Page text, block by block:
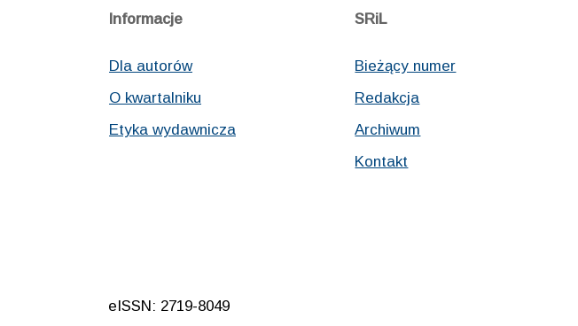
Informacje
Dla autorów
O kwartalniku
Etyka wydawnicza
SRiL
Bieżący numer
Redakcja
Archiwum
Kontakt
eISSN: 2719-8049